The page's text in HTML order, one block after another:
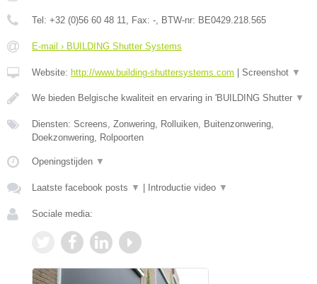
Tel: +32 (0)56 60 48 11 , Fax: - , BTW-nr: BE0429.218.565
E-mail › BUILDING Shutter Systems
Website: http://www.building-shuttersystems.com Screenshot ▼
We bieden Belgische kwaliteit en ervaring in 'BUILDING Shutter ▼
Diensten: Screens, Zonwering, Rolluiken, Buitenzonwering,
Doekzonwering, Rolpoorten
Openingstijden ▼
Laatste facebook posts ▼ Introductie video ▼
Sociale media: